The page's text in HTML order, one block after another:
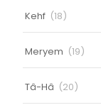
Kehf (18)
Meryem (19)
Tâ-Hâ (20)